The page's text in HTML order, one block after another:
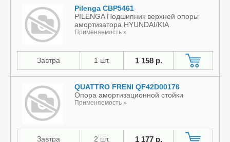
Pilenga CBP5461
PILENGA Подшипник верхней опоры
амортизатора HYUNDAI/KIA
Применяемость »
Завтра 1 шт. 1 158 р.
QUATTRO FRENI QF42D00176
Опора амортизационной стойки
Применяемость »
Завтра 2 шт. 1 177 р.